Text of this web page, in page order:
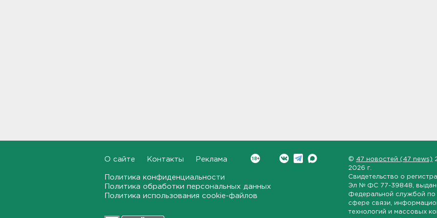
В пятницу вузы публикуют
списки. Ленобласть подвела
О сайте Контакты Реклама
Политика конфиденциальности
Политика обработки персональных данных
Политика использования cookie-файлов
© 47 новостей (47 news)
2026 г.
Свидетельство о
Эл № ФС 77-39848 ,
Федеральной службой по
сфере связи,
технологий и массовых